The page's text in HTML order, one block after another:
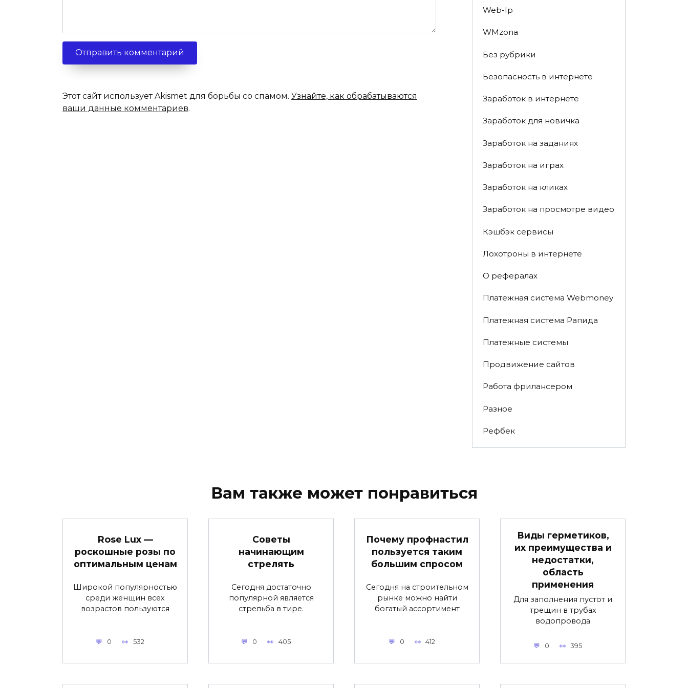
Этот сайт использует Akismet для борьбы со спамом. Узнайте, как обрабатываются
ваши данные комментариев.
Web-Ip
WMzona
Без рубрики
Безопасность в интернете
Заработок в интернете
Заработок для новичка
Заработок на заданиях
Заработок на играх
Заработок на кликах
Заработок на просмотре видео
Кэшбэк сервисы
Лохотроны в интернете
О рефералах
Платежная система Webmoney
Платежная система Рапида
Платежные системы
Продвижение сайтов
Работа фрилансером
Разное
Рефбек
Вам также может понравиться
Rose Lux —
роскошные розы по
оптимальным ценам
Широкой популярностью
среди женщин всех
возрастов пользуются
0 532
Советы
начинающим
стрелять
Сегодня достаточно
популярной является
стрельба в тире.
0 405
Почему профнастил
пользуется таким
большим спросом
Сегодня на строительном
рынке можно найти
богатый ассортимент
0 412
Виды герметиков,
их преимущества и
недостатки,
область
применения
Для заполнения пустот и
трещин в трубах
водопровода
0 395